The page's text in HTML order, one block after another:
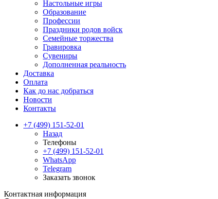
Настольные игры
Образование
Профессии
Праздники родов войск
Семейные торжества
Гравировка
Сувениры
Дополненная реальность
Доставка
Оплата
Как до нас добраться
Новости
Контакты
+7 (499) 151-52-01
Назад
Телефоны
+7 (499) 151-52-01
WhatsApp
Telegram
Заказать звонок
Контактная информация